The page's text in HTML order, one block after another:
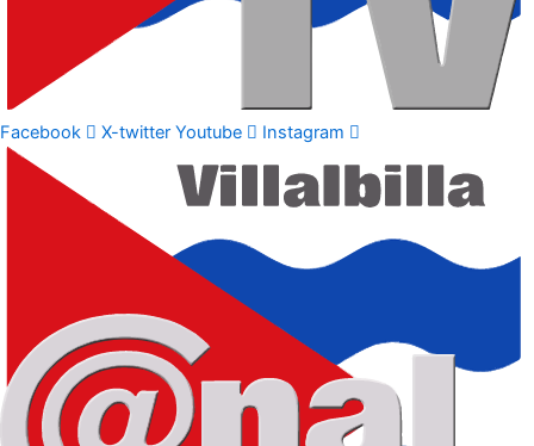
Facebook X-twitter Youtube Instagram